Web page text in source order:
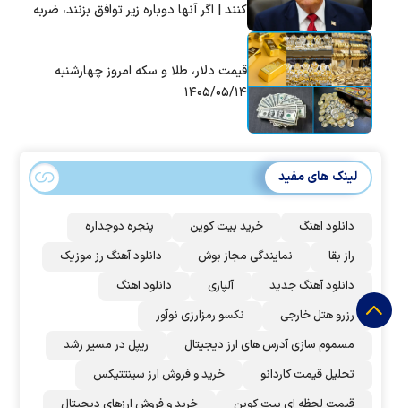
کنند | اگر آنها دوباره زیر توافق بزنند، ضربه
قیمت دلار، طلا و سکه امروز چهارشنبه
۱۴۰۵/۰۵/۱۴
لینک های مفید
دانلود اهنگ خرید بیت کوین
پنجره دوجداره
راز بقا
نمایندگی مجاز بوش
دانلود آهنگ رز‌ موزیک
دانلود آهنگ جدید
آلپاری
دانلود اهنگ
رزرو هتل خارجی
نکسو رمزارزی نوآور
مسموم سازی آدرس های ارز دیجیتال
ریپل در مسیر رشد
تحلیل قیمت کاردانو
خرید و فروش ارز سینتتیکس
قیمت لحظه ای بیت کوین
خرید و فروش ارزهای دیجیتال